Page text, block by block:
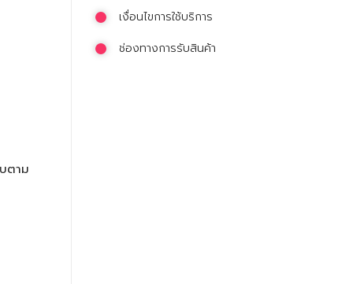
ตาม
เงื่อนไขการใช้บริการ
ช่องทางการรับสินค้า